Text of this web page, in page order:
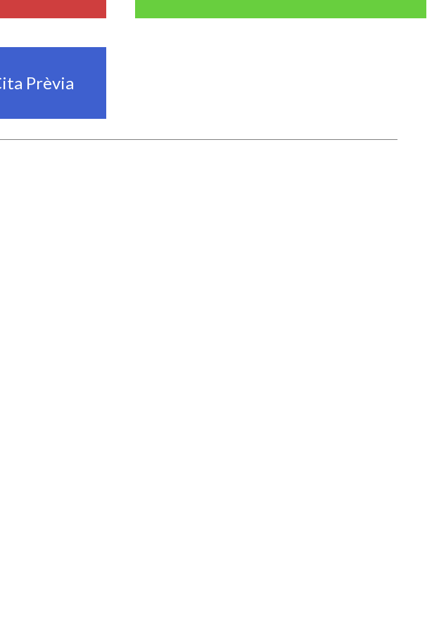
Prèvia